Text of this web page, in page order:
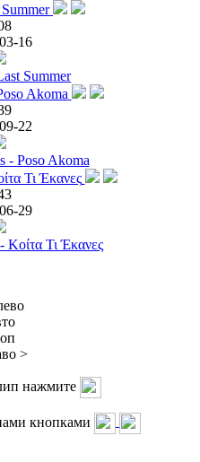
16
Summer
22
- Poso Akoma
29
Κοίτα Τι Έκανες
>
нажмите
кнопками